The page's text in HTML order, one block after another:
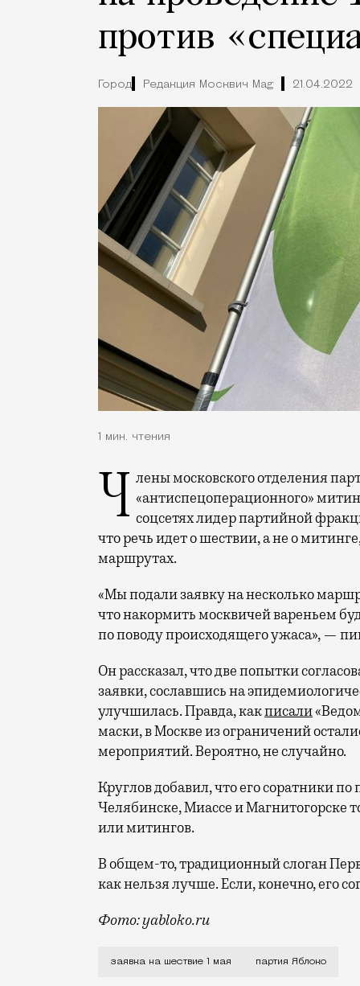
против
Город Редакция Москвич Mag 21.04.2022
1 мин. чтения
Члены московского отделения партии «Яблоко» подали заявку на согласование «антиспецоперационного»
соцсетях лидер партийной
что речь идет о шествии, а не о
маршрутах.
«Мы подали заявку на несколько
что накормить москвичей вареньем
по поводу происходящего ужаса», —
Он рассказал, что две попытки
заявки, сославшись на
улучшилась. Правда, какписали
маски, в Москве из ограничений
мероприятий. Вероятно, не случайно.
Круглов добавил, что его соратники
Челябинске, Миассе и Магнитогорске
или митингов.
В общем-то, традиционный слоган
как нельзя лучше. Если, конечно, его
Фото: yabloko.ru
Члены московского отделения
заявка на шествие 1 мая партия Яблоко